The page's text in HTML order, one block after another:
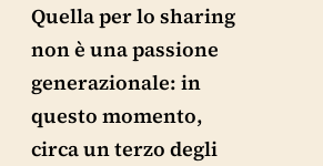
Quella per lo sharing
non è una passione
generazionale: in
questo momento,
circa un terzo degli